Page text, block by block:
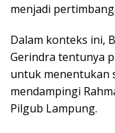
menjadi
Dalam konteks ini,
Gerindra tentunya
untuk menentukan
mendampingi
Pilgub Lampung.